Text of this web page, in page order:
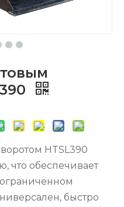
HTSL390
что обеспечивает
быстро